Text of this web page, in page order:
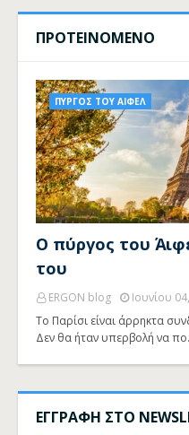
ΠΡΟΤΕΙΝΟΜΕΝΟ
ΠΥΡΓΟΣ ΤΟΥ ΑΙΦΕΛ
Ο πύργος του
του
ERGON blog
Ιουνίου
Το Παρίσι είναι άρρηκτα
Δεν θα ήταν υπερβολή να
ΕΓΓΡΑΦΗ ΣΤΟ